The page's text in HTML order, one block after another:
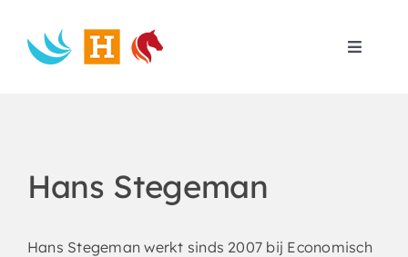
content
Toggle
Hans Stegeman
Hans Stegeman werkt sinds 2007 bij Economisch